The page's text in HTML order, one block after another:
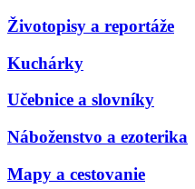
Životopisy a reportáže
Kuchárky
Učebnice a slovníky
Náboženstvo a ezoterika
Mapy a cestovanie